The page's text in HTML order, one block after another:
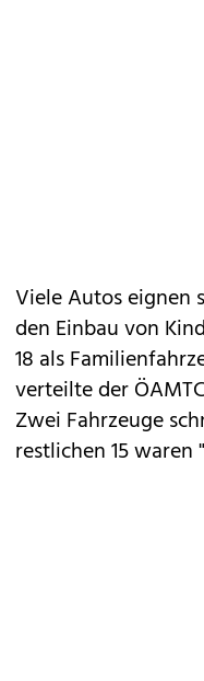
Viele Autos eignen
den Einbau von
18 als
verteilte der
Zwei Fahrzeuge
restlichen 15